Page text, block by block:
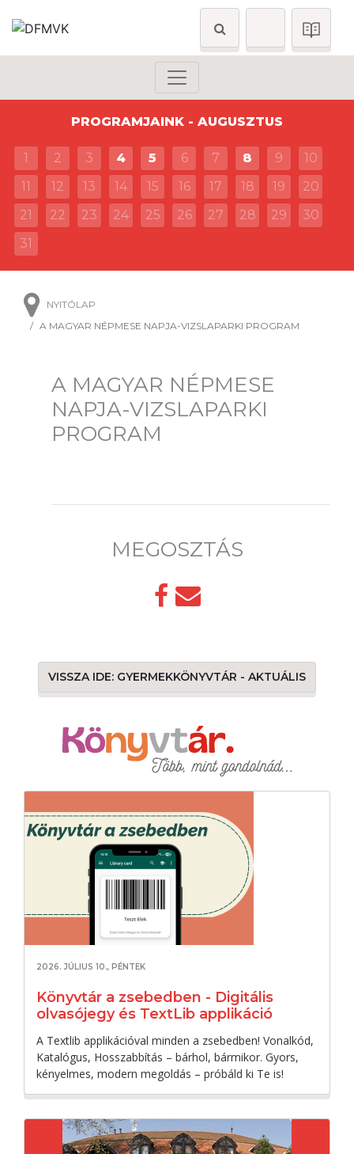
PROGRAMJAINK - AUGUSZTUS
1 2 3 4 5 6 7 8 9
10
11
12 13 14 15 16 17 18 19
20
21
22 23 24 25 26 27 28 29
30
31
NYITÓLAP
A MAGYAR NÉPMESE NAPJA-VIZSLAPARKI PROGRAM
A MAGYAR NÉPMESE
NAPJA-VIZSLAPARKI
PROGRAM
MEGOSZTÁS
VISSZA IDE: GYERMEKKÖNYVTÁR - AKTUÁLIS
2026. JÚLIUS 10., PÉNTEK
Könyvtár a zsebedben - Digitális
olvasójegy és TextLib applikáció
A Textlib applikációval minden a zsebedben! Vonalkód,
Katalógus, Hosszabbítás – bárhol, bármikor. Gyors,
kényelmes, modern megoldás – próbáld ki Te is!